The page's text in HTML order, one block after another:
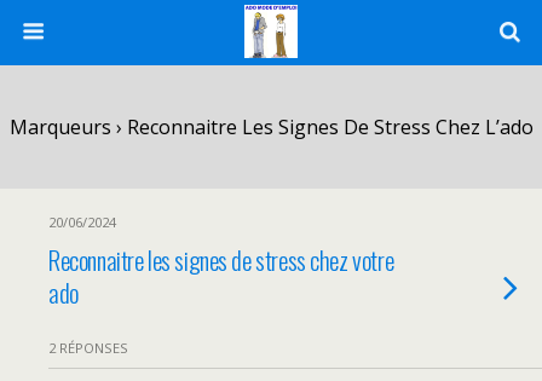
Marqueurs › Reconnaitre Les Signes De Stress Chez L’ado
20/06/2024
Reconnaitre les signes de stress chez votre
ado
2 RÉPONSES